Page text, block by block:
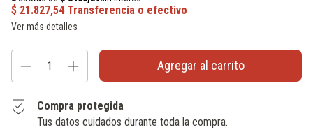
Ver más detalles
Compra protegida
Tus datos cuidados durante toda la compra.